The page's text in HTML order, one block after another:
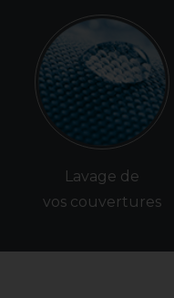
Lavage de
vos couvertures